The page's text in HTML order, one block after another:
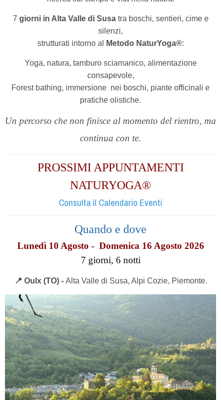
7 giorni in Alta Valle di Susatra boschi, sentieri, cime e
silenzi,
strutturati intorno al
Metodo NaturYoga®:
Yoga, natura, tamburo sciamanico, alimentazione
consapevole,
Forest bathing, immersione nei boschi, piante officinali e
pratiche olistiche.
Un percorso che non finisce al momento del rientro, ma
continua con te.
PROSSIMI APPUNTAMENTI
NATURYOGA®
Consulta il Calendario Eventi
Quando e dove
Lunedì 10 Agosto - Domenica 16 Agosto 2026
7 giorni, 6 notti
📍 Oulx (TO) - Alta Valle di Susa, Alpi Cozie, Piemonte.